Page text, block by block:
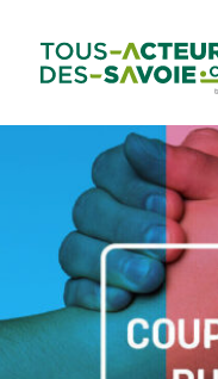
contenu
principal